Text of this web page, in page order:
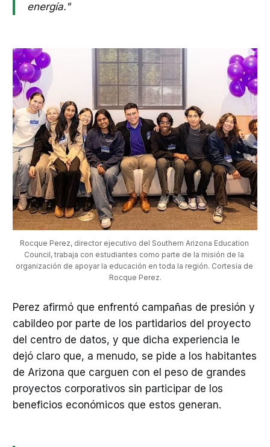
energía."
Rocque Perez, director ejecutivo del Southern Arizona Education
Council, trabaja con estudiantes como parte de la misión de la
organización de apoyar la educación en toda la región. Cortesía de
Rocque Perez.
Perez afirmó que enfrentó campañas de presión y
cabildeo por parte de los partidarios del proyecto
del centro de datos, y que dicha experiencia le
dejó claro que, a menudo, se pide a los habitantes
de Arizona que carguen con el peso de grandes
proyectos corporativos sin participar de los
beneficios económicos que estos generan.